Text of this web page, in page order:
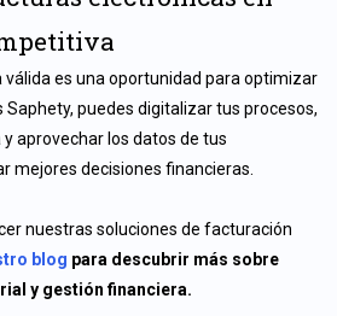
es una oportunidad para optimizar
puedes digitalizar tus procesos,
aprovechar los datos de tus
mejores decisiones financieras.
nuestras soluciones de facturación
blog para descubrir más sobre
y gestión financiera.